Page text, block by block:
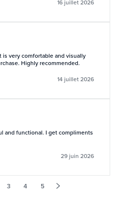
16 juillet 2026
very comfortable and visually
Highly recommended.
14 juillet 2026
and functional. I get compliments
29 juin 2026
3 4 5